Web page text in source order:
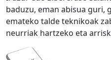
baduzu, eman abisua guri,
emateko talde teknikoak
neurriak hartzeko eta